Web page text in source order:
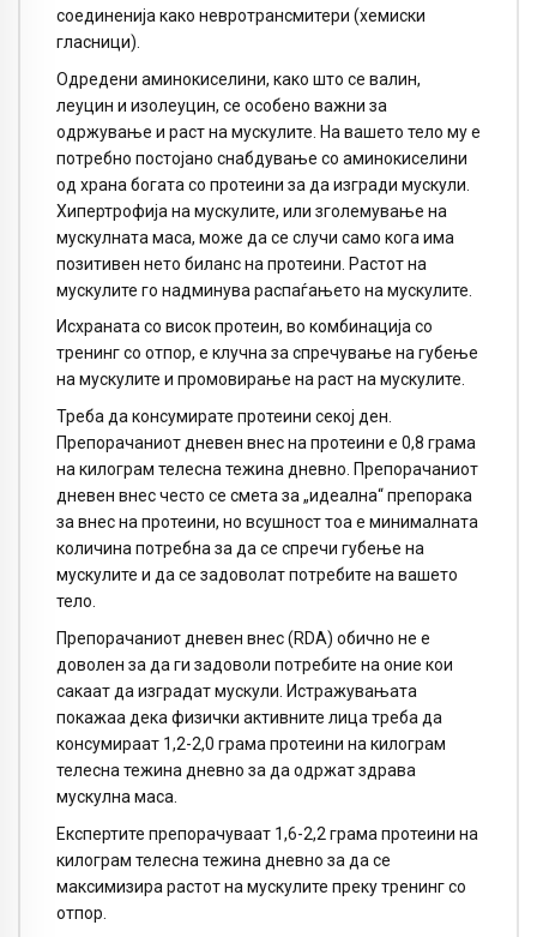
соединенија како невротрансмитери (хемиски
гласници).
Одредени аминокиселини, како што се валин,
леуцин и изолеуцин, се особено важни за
одржување и раст на мускулите. На вашето тело му е
потребно постојано снабдување со аминокиселини
од храна богата со протеини за да изгради мускули.
Хипертрофија на мускулите, или зголемување на
мускулната маса, може да се случи само кога има
позитивен нето биланс на протеини. Растот на
мускулите го надминува распаѓањето на мускулите.
Исхраната со висок протеин, во комбинација со
тренинг со отпор, е клучна за спречување на губење
на мускулите и промовирање на раст на мускулите.
Треба да консумирате протеини секој ден.
Препорачаниот дневен внес на протеини е 0,8 грама
на килограм телесна тежина дневно. Препорачаниот
дневен внес често се смета за „идеална“ препорака
за внес на протеини, но всушност тоа е минималната
количина потребна за да се спречи губење на
мускулите и да се задоволат потребите на вашето
тело.
Препорачаниот дневен внес (RDA) обично не е
доволен за да ги задоволи потребите на оние кои
сакаат да изградат мускули. Истражувањата
покажаа дека физички активните лица треба да
консумираат 1,2-2,0 грама протеини на килограм
телесна тежина дневно за да одржат здрава
мускулна маса.
Експертите препорачуваат 1,6-2,2 грама протеини на
килограм телесна тежина дневно за да се
максимизира растот на мускулите преку тренинг со
отпор.